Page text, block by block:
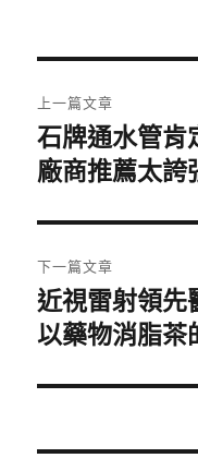
章
導
覽
上一篇文章
上
一
文
章:
石牌通水管肯
廠商推薦太誇
下一篇文章
下
一
文
近視雷射領先
以藥物消脂茶